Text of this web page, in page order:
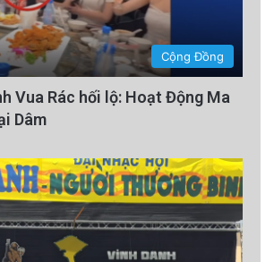
phiếu bầu còn lại.
advertisement
Cộng Đồng
Vua Rác hối lộ: Hoạt Động Ma
Dâm